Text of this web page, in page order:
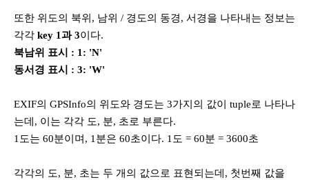
또한 위도의 북위, 남위 / 경도의 동경, 서경을 나타내는 정보는
각각 key 1과 3이다.
북남위 표시 : 1: 'N'
동서경 표시 : 3: 'W'
EXIF의 GPSInfo의 위도와 경도는 3가지의 값이 tuple로 나타나
는데, 이는 각각 도, 분, 초로 부른다.
1도는 60분이며, 1분은 60초이다. 1도 = 60분 = 3600초
각각의 도, 분, 초는 두 개의 값으로 표현되는데, 첫번째 값을